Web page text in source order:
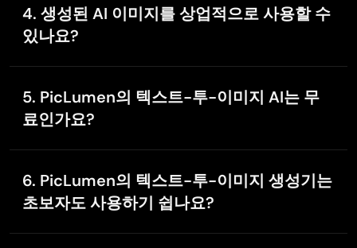
스터, 소셜 미디어 아바타, 프로모션 콘텐츠 등 시선을 끄
는 이미지를 만들어 보세요. 스토리텔링 지원: 캐릭터, 배
경, 만화 장면까지 묘사해, 이야기와 딱 맞는 일러스트를
생성할 수 있습니다.
리즘을 사용해 고품질 이미지를 생성합니다. 텍스트를
입력하고, 스타일을 선택한 뒤, 나머지는 도구에 맡기기
4. 생성된 AI 이미지를 상업적으로 사용할 수
있나요?
네, PicLumen의 AI 이미지 생성기로 만든 이미지는 개인
적인 사용 가이드는 PicLumen의이용 약관을 꼭 확인해
주세요.
5. PicLumen의 텍스트-투-이미지 AI는 무
료인가요?
네, PicLumen은 모든 사용자를 위한 무료 요금제를 제공
있습니다. 여기에서 구독자 권리에 대해 더 자세히 확인
하실 수 있습니다.
6. PicLumen의 텍스트-투-이미지 생성기는
초보자도 사용하기 쉽나요?
물론입니다! PicLumen의 텍스트-투-이미지 생성기는